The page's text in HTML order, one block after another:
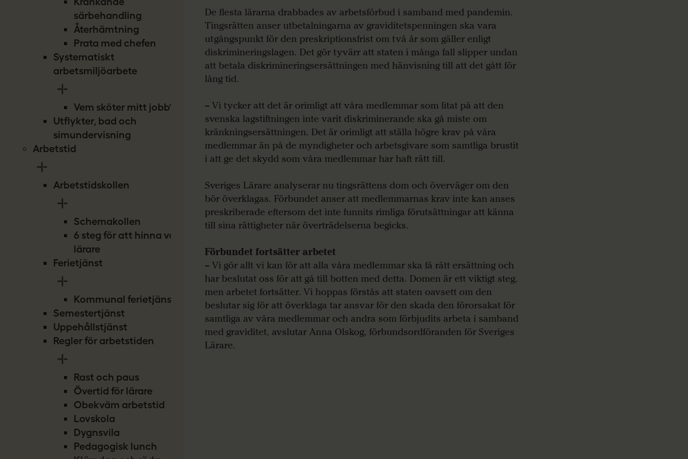
särbehandling
Återhämtning
Prata med chefen
Systematiskt
arbetsmiljöarbete
Vem sköter mitt jobb?
Utflykter, bad och
simundervisning
Arbetstid
Arbetstidskollen
Schemakollen
6 steg för att hinna vara
lärare
Ferietjänst
Kommunal ferietjänst
Semestertjänst
Uppehållstjänst
Regler för arbetstiden
Rast och paus
Övertid för lärare
Obekväm arbetstid
Lovskola
Dygnsvila
Pedagogisk lunch
De flesta lärarna drabbades av arbetsförbud i samband med pandemin.
Tingsrätten anser utbetalningarna av graviditetspenningen ska vara
utgångspunkt för den preskriptionsfrist om två år som gäller enligt
diskrimineringslagen. Det gör tyvärr att staten i många fall slipper undan
att betala diskrimineringsersättningen med hänvisning till att det gått för
lång tid.
– Vi tycker att det är orimligt att våra medlemmar som litat på att den
svenska lagstiftningen inte varit diskriminerande ska gå miste om
kränkningsersättningen. Det är orimligt att ställa högre krav på våra
medlemmar än på de myndigheter och arbetsgivare som samtliga brustit
i att ge det skydd som våra medlemmar har haft rätt till.
Sveriges Lärare analyserar nu tingsrättens dom och överväger om den
bör överklagas. Förbundet anser att medlemmarnas krav inte kan anses
preskriberade eftersom det inte funnits rimliga förutsättningar att känna
till sina rättigheter när överträdelserna begicks.
Förbundet fortsätter arbetet
– Vi gör allt vi kan för att alla våra medlemmar ska få rätt ersättning och
har beslutat oss för att gå till botten med detta. Domen är ett viktigt steg,
men arbetet fortsätter. Vi hoppas förstås att staten oavsett om den
beslutar sig för att överklaga tar ansvar för den skada den förorsakat för
samtliga av våra medlemmar och andra som förbjudits arbeta i samband
med graviditet, avslutar Anna Olskog, förbundsordföranden för Sveriges
Lärare.